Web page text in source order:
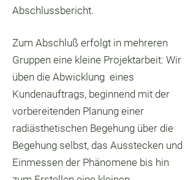
Abschlussbericht.
Zum Abschluß erfolgt in mehreren
Gruppen eine kleine Projektarbeit: Wir
üben die Abwicklung eines
Kundenauftrags, beginnend mit der
vorbereitenden Planung einer
radiästhetischen Begehung über die
Begehung selbst, das Ausstecken und
Einmessen der Phänomene bis hin